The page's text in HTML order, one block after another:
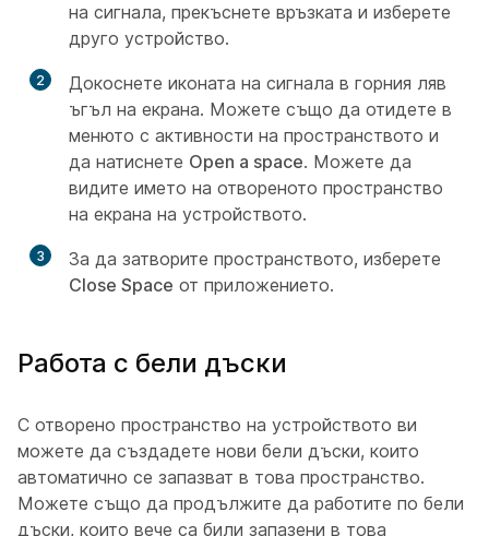
на сигнала, прекъснете връзката и изберете
друго устройство.
2
Докоснете иконата на сигнала в горния ляв
ъгъл на екрана. Можете също да отидете в
менюто с активности на пространството и
да натиснете Open a space. Можете да
видите името на отвореното пространство
на екрана на устройството.
3
За да затворите пространството, изберете
Close Space от приложението.
Работа с бели дъски
С отворено пространство на устройството ви
можете да създадете нови бели дъски, които
автоматично се запазват в това пространство.
Можете също да продължите да работите по бели
дъски, които вече са били запазени в това